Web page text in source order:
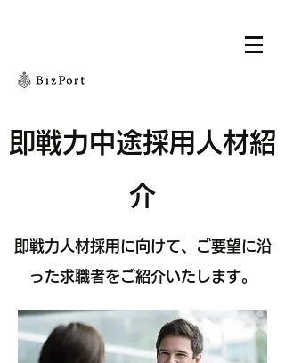
即戦力中途採用人材紹
介
即戦力人材採用に向けて、ご要望に沿
った求職者をご紹介いたします。